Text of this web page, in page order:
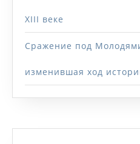
XIII веке
Сражение под
изменившая ход